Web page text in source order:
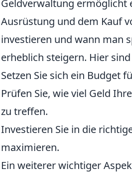
Geldverwaltung ermöglicht
Ausrüstung und dem Kauf
investieren und wann man
erheblich steigern. Hier
Setzen Sie sich ein Budget
Prüfen Sie, wie viel Geld
zu treffen.
Investieren Sie in die
maximieren.
Ein weiterer wichtiger